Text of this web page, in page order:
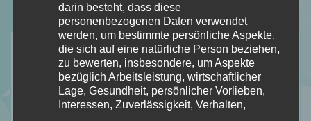
Neuste Rezensionen
darin besteht, dass diese
personenbezogenen Daten verwendet
werden, um bestimmte persönliche Aspekte,
die sich auf eine natürliche Person beziehen,
zu bewerten, insbesondere, um Aspekte
bezüglich Arbeitsleistung, wirtschaftlicher
Lage, Gesundheit, persönlicher Vorlieben,
Interessen, Zuverlässigkeit, Verhalten,